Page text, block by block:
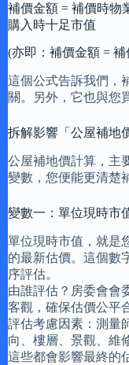
補價金額 = 補價時物
購入時十足市值
(亦即：補價金額 =
這個公式告訴我們，
關。另外，它也與您
拆解影響「公屋補地
公屋補地價計算，主
變數，您便能更清楚
變數一：單位現時市
單位現時市值，就是
的最新估價。這個數
序評估。
由誰評估？房委會會
客觀，確保估價公平
評估考慮因素：測量
向、樓層、景觀、維
這些都會影響最終的